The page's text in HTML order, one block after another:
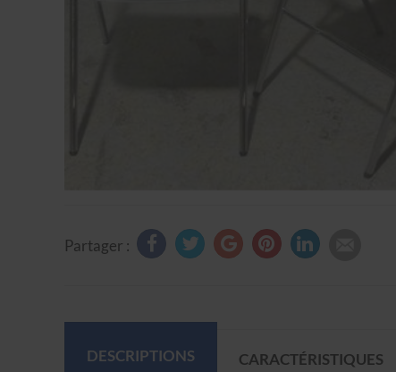
Partager :
DESCRIPTIONS CARACTÉRISTIQUES